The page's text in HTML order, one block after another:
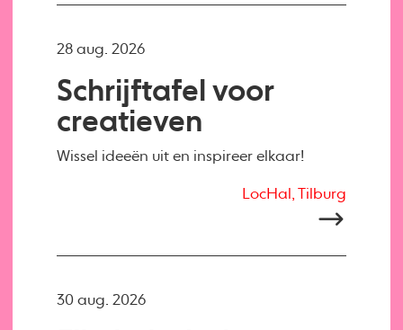
Schrijftafel voor
creatieven
Wissel ideeën uit en inspireer elkaar!
28 aug. 2026
LocHal, Tilburg
30 aug. 2026